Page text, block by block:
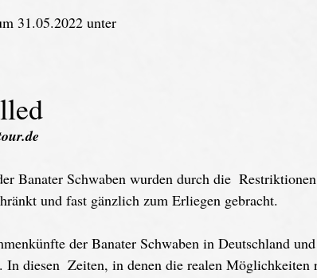
31.05.2022 unter
Banater Schwaben wurden durch die
und fast gänzlich zum Erliegen gebracht.
der Banater Schwaben in Deutschland
In diesen  Zeiten, in denen die realen Möglichkeiten